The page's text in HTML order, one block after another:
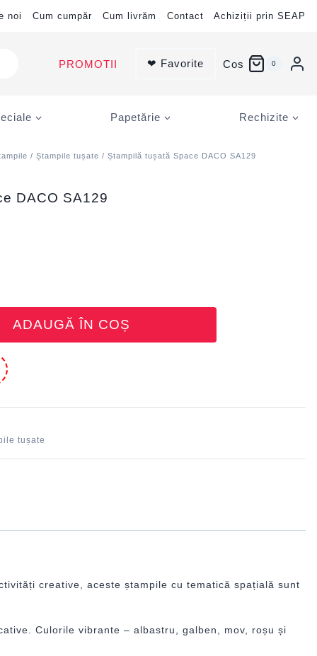
noi Cum cumpăr Cum livrăm Contact Achiziții prin SEAP
PROMOTII ❤ Favorite Cos 0
Papetărie Rechizite
/Ștampile tușate / Ștampilă tușată Space DACO SA129
DACO SA129
ADAUGĂ ÎN COȘ
tușate
creative, aceste ștampile cu tematică spațială sunt
Culorile vibrante – albastru, galben, mov, roșu și